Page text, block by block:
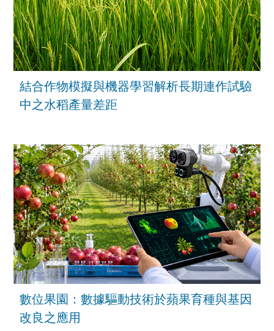
結合作物模擬與機器學習解析長期連作試驗
中之水稻產量差距
數位果園：數據驅動技術於蘋果育種與基因
改良之應用